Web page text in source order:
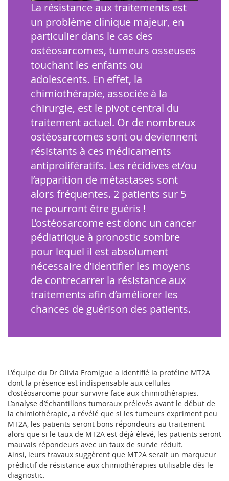
La résistance aux traitements est
un problème clinique majeur, en
particulier dans le cas des
ostéosarcomes, tumeurs osseuses
touchant les enfants ou
adolescents. En effet, la
chimiothérapie, associée à la
chirurgie, est le pivot central du
traitement actuel. Or de nombreux
ostéosarcomes sont ou deviennent
résistants à ces médicaments
antiprolifératifs. Les récidives et/ou
l’apparition de métastases sont
alors fréquentes. 2 patients sur 5
ne pourront être guéris !
L’ostéosarcome est donc un cancer
pédiatrique à pronostic sombre
pour lequel il est absolument
nécessaire d’identifier les moyens
de contrecarrer la résistance aux
traitements afin d’améliorer les
chances de guérison des patients.
L'équipe du Dr Olivia Fromigue a identifié la protéine MT2A
dont la présence est indispensable aux cellules
d’ostéosarcome pour survivre face aux chimiothérapies.
L’analyse d’échantillons tumoraux prélevés avant le début de
la chimiothérapie, a révélé que si les tumeurs expriment peu
MT2A, les patients seront bons répondeurs au traitement
alors que si le taux de MT2A est déjà élevé, les patients seront
mauvais répondeurs avec un taux de survie réduit.
Ainsi, leurs travaux suggèrent que MT2A serait un marqueur
prédictif de résistance aux chimiothérapies utilisable dès le
diagnostic.